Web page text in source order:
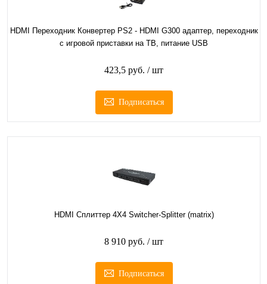
HDMI Переходник Конвертер PS2 - HDMI G300 адаптер, переходник
с игровой приставки на ТВ, питание USB
423,5 руб. / шт
Подписаться
HDMI Сплиттер 4Х4 Switcher-Splitter (matrix)
8 910 руб. / шт
Подписаться